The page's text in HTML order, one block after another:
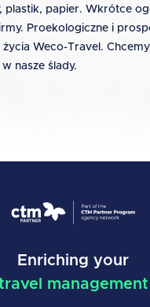
plastik, papier. Wkrótce
Proekologiczne i
życia Weco-Travel.
nasze ślady.
Enriching your
management